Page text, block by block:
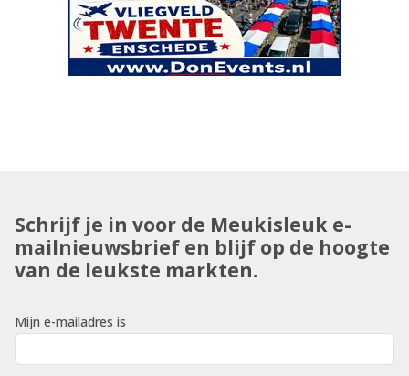
Schrijf je in voor de Meukisleuk e-
mailnieuwsbrief en blijf op de hoogte
van de leukste markten.
Mijn e-mailadres is